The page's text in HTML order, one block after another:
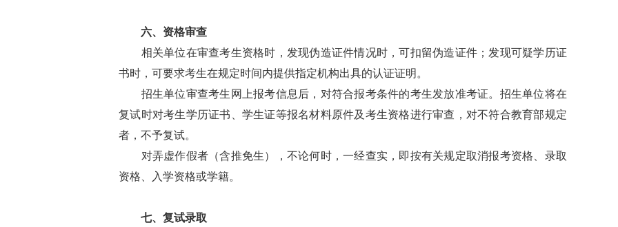
六、资格审查
相关单位在审查考生资格时，发现伪造证件情况时，可扣留伪造证件；发现可疑学历证
书时，可要求考生在规定时间内提供指定机构出具的认证证明。
招生单位审查考生网上报考信息后，对符合报考条件的考生发放准考证。招生单位将在
复试时对考生学历证书、学生证等报名材料原件及考生资格进行审查，对不符合教育部规定
者，不予复试。
对弄虚作假者（含推免生），不论何时，一经查实，即按有关规定取消报考资格、录取
资格、入学资格或学籍。
七、复试录取